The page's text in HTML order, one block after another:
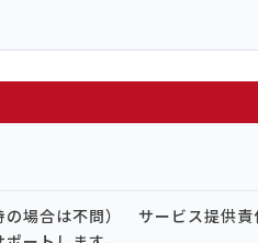
場合は不問） サービス提供責